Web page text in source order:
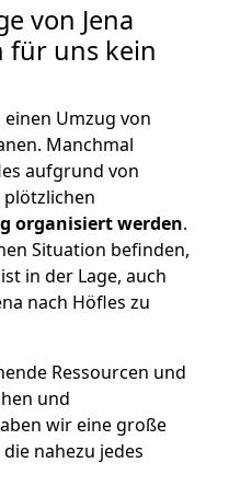
von Jena
für uns kein
Umzug von
Manchmal
aufgrund von
plötzlichen
organisiert werden.
Situation befinden,
in der Lage, auch
nach Höfles zu
Ressourcen und
und
wir eine große
nahezu jedes